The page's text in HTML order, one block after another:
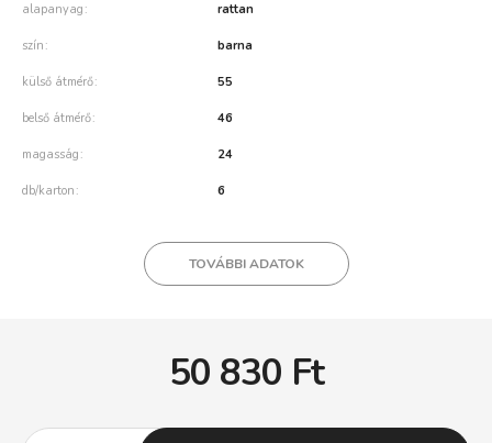
alapanyag rattan
szín barna
külső átmérő 55
belső átmérő 46
magasság 24
db/karton 6
TOVÁBBI ADATOK
50 830 Ft